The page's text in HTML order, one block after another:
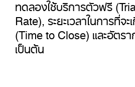
ทดลองใช้บริการตัวฟรี
Rate), ระยะเวลาในการที่จ
(Time to Close) และอัตร
เป็นต้น